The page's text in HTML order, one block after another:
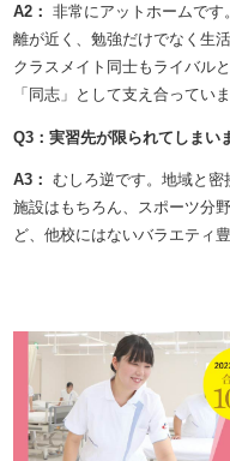
A2： 非常にアットホームで
離が近く、勉強だけでなく生
クラスメイト同士もライバル
「同志」として支え合っていま
Q3：実習先が限られてしまい
A3： むしろ逆です。地域と
施設はもちろん、スポーツ分
ど、他校にはないバラエティ